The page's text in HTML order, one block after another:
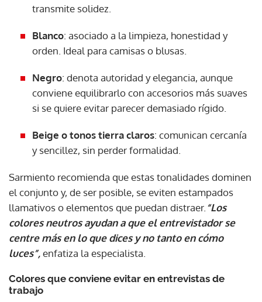
transmite solidez.
Blanco: asociado a la limpieza, honestidad y
orden. Ideal para camisas o blusas.
Negro: denota autoridad y elegancia, aunque
conviene equilibrarlo con accesorios más suaves
si se quiere evitar parecer demasiado rígido.
Beige o tonos tierra claros: comunican cercanía
y sencillez, sin perder formalidad.
Sarmiento recomienda que estas tonalidades dominen
el conjunto y, de ser posible, se eviten estampados
llamativos o elementos que puedan distraer. “Los
colores neutros ayudan a que el entrevistador se
centre más en lo que dices y no tanto en cómo
luces”,enfatiza la especialista.
Colores que conviene evitar en entrevistas de
trabajo